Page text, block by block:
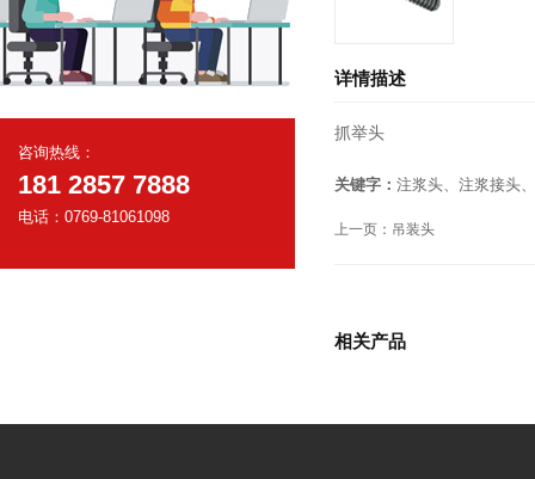
咨询热线：
181 2857 7888
电话：0769-81061098
详情描述
抓举头
关键字： 注浆头、注浆接头
上一页： 吊装头
相关产品